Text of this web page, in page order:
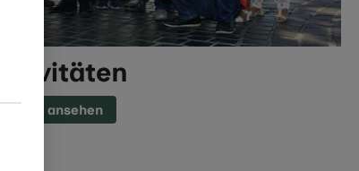
Aktivitäten
Seite ansehen